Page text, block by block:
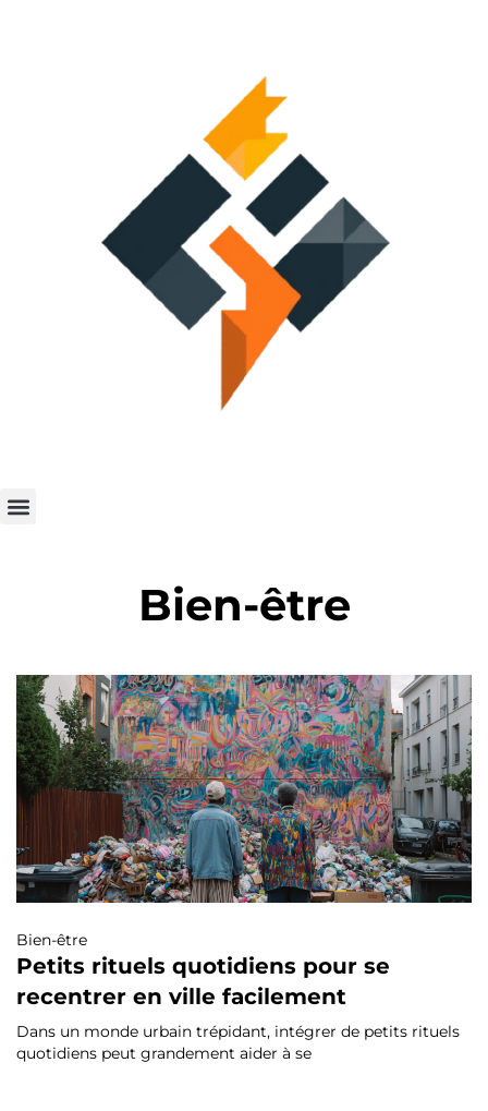
Bien-être
Bien-être
Petits rituels quotidiens pour se
recentrer en ville facilement
Dans un monde urbain trépidant, intégrer de petits rituels
quotidiens peut grandement aider à se